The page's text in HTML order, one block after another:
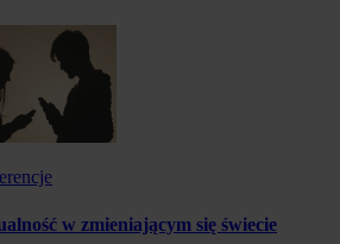
w zmieniającym się świecie